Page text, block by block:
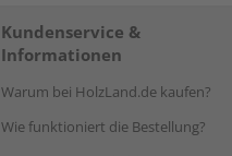
Kundenservice &
Informationen
Warum bei HolzLand.de kaufen?
Wie funktioniert die Bestellung?